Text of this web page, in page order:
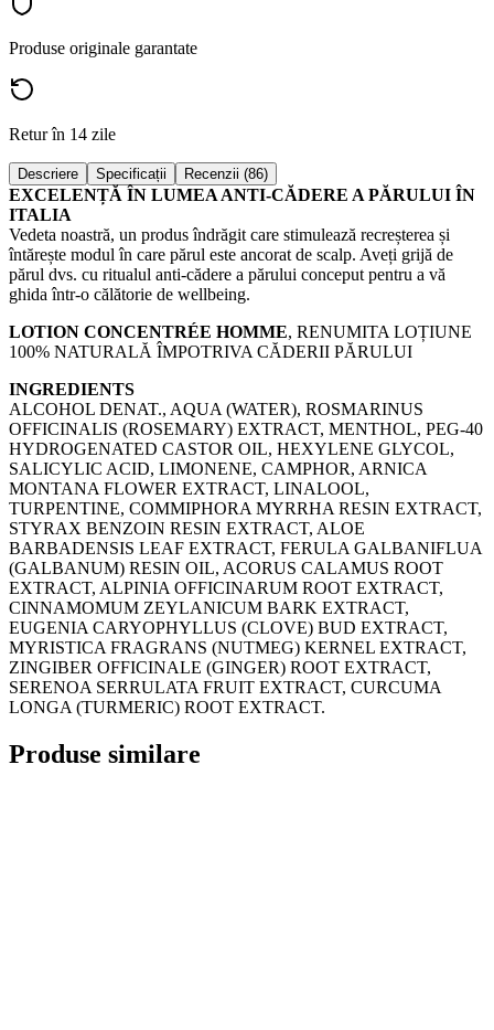
Produse originale garantate
Retur în 14 zile
Descriere Specificații Recenzii (86)
EXCELENȚĂ ÎN LUMEA ANTI-CĂDERE A PĂRULUI ÎN
ITALIA
Vedeta noastră, un produs îndrăgit care stimulează recreșterea și
întărește modul în care părul este ancorat de scalp. Aveți grijă de
părul dvs. cu ritualul anti-cădere a părului conceput pentru a vă
ghida într-o călătorie de wellbeing.
LOTION CONCENTRÉE HOMME, RENUMITA LOȚIUNE
100% NATURALĂ ÎMPOTRIVA CĂDERII PĂRULUI
INGREDIENTS
ALCOHOL DENAT., AQUA (WATER), ROSMARINUS
OFFICINALIS (ROSEMARY) EXTRACT, MENTHOL, PEG-40
HYDROGENATED CASTOR OIL, HEXYLENE GLYCOL,
SALICYLIC ACID, LIMONENE, CAMPHOR, ARNICA
MONTANA FLOWER EXTRACT, LINALOOL,
TURPENTINE, COMMIPHORA MYRRHA RESIN EXTRACT,
STYRAX BENZOIN RESIN EXTRACT, ALOE
BARBADENSIS LEAF EXTRACT, FERULA GALBANIFLUA
(GALBANUM) RESIN OIL, ACORUS CALAMUS ROOT
EXTRACT, ALPINIA OFFICINARUM ROOT EXTRACT,
CINNAMOMUM ZEYLANICUM BARK EXTRACT,
EUGENIA CARYOPHYLLUS (CLOVE) BUD EXTRACT,
MYRISTICA FRAGRANS (NUTMEG) KERNEL EXTRACT,
ZINGIBER OFFICINALE (GINGER) ROOT EXTRACT,
SERENOA SERRULATA FRUIT EXTRACT, CURCUMA
LONGA (TURMERIC) ROOT EXTRACT.
Produse similare